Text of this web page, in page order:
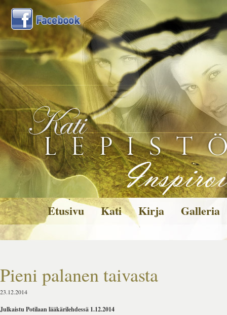
Etusivu Kati Kirja Galleria
Pieni palanen taivasta
23.12.2014
Julkaistu Potilaan lääkärilehdessä 1.12.2014